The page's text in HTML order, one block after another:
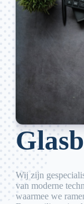
Wij zijn
van moderne
waarmee we